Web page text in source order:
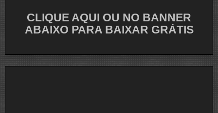
CLIQUE AQUI OU NO BANNER
ABAIXO PARA BAIXAR GRÁTIS